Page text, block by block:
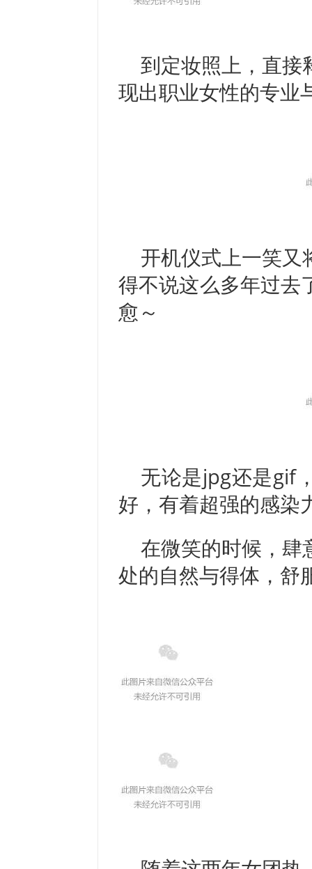
到定妆照上，直接
现出职业女性的专业
开机仪式上一笑又
得不说这么多年过去
愈～
无论是jpg还是gif
好，有着超强的感染
在微笑的时候，肆
处的自然与得体，舒